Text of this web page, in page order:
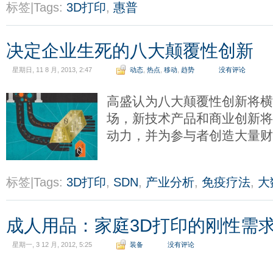
标签|Tags: 3D打印, 惠普
决定企业生死的八大颠覆性创新
星期日, 11 8 月, 2013, 2:47 动态 热点 移动 趋势 没有评论
高盛认为八大颠覆性创新将
场，新技术产品和商业创新
动力，并为参与者创造大量
标签|Tags: 3D打印, SDN, 产业分析, 免疫疗法, 大
成人用品：家庭3D打印的刚性需
星期一, 3 12 月, 2012, 5:25 装备 没有评论